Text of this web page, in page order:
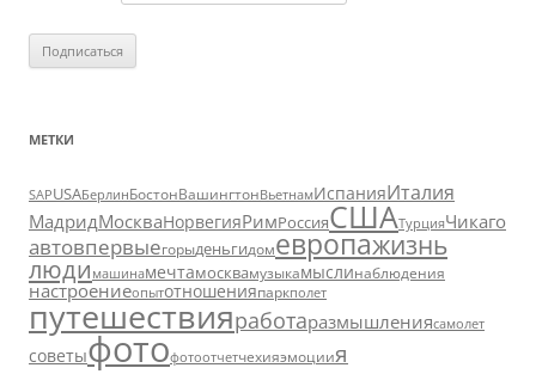
МЕТКИ
SAPUSAБерлинБостонВашингтонВьетнамИспанияИталия
МадридМоскваНорвегияРимРоссияСШАТурцияЧикаго
автовпервыегорыденьгидомевропажизнь
люди машинамечтамосквамузыкамыслинаблюдения
настроениеопытотношенияпаркполет
путешествияработаразмышлениясамолет
советыфотофотоотчетчехияэмоциия